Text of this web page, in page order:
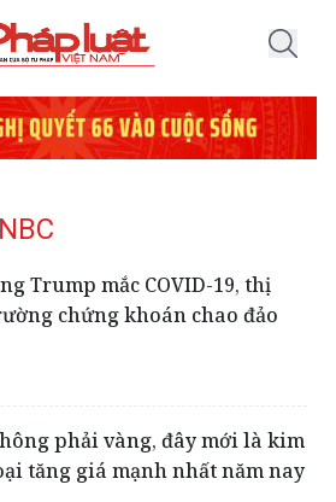
Trump mắc COVID-19, thị
chứng khoán chao đảo
phải vàng, đây mới là kim
tăng giá mạnh nhất năm nay